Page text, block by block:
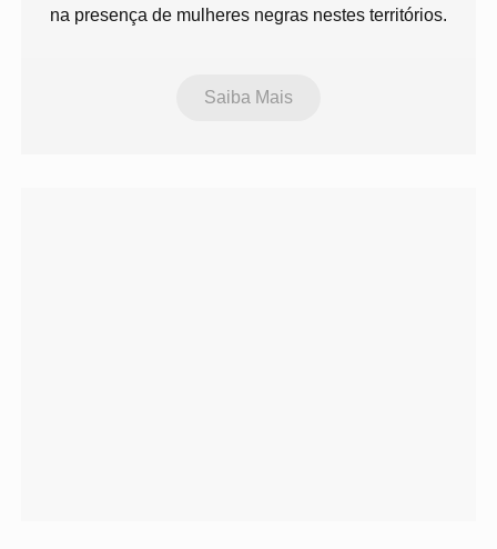
na presença de mulheres negras nestes territórios.
Saiba Mais